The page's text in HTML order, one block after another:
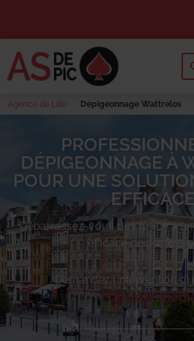
Agence de Lille Dépigeonnage Wattrelos
DÉPIGEONNAGE À
POUR UNE
Débarrassez-vous des grâce à
efficace de
Demandez l’intervention
Devis